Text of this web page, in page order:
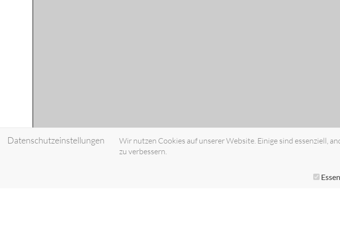
Datenschutzeinstellungen
Wir nutzen Cookies auf unserer Website. Einige sind essenziell,
zu verbessern.